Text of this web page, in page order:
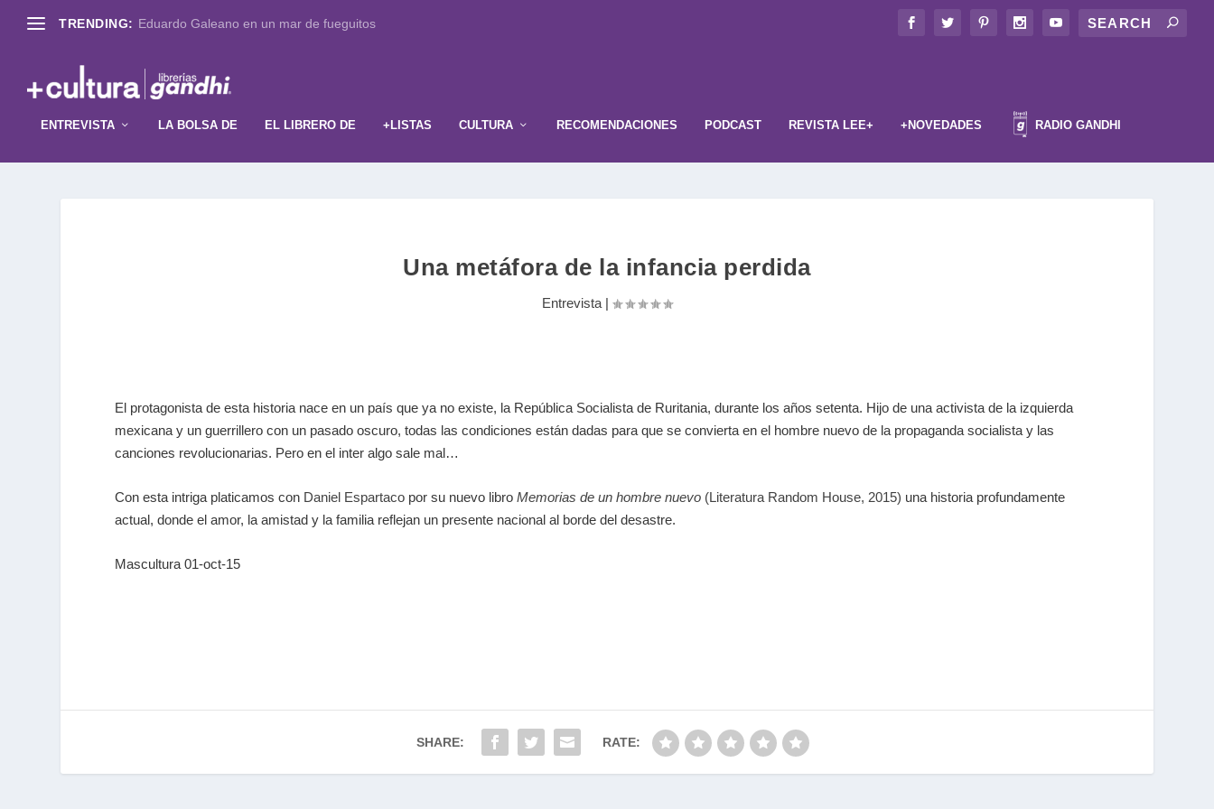
TRENDING: Eduardo Galeano en un mar de fueguitos
ENTREVISTA LA BOLSA DE EL LIBRERO DE +LISTAS CULTURA RECOMENDACIONES PODCAST REVISTA LEE+ +NOVEDADES RADIO GANDHI
Una metáfora de la infancia perdida
Entrevista|
El protagonista de esta historia nace en un país que ya no existe, la República Socialista de Ruritania, durante los años setenta. Hijo de una activista de la izquierda
mexicana y un guerrillero con un pasado oscuro, todas las condiciones están dadas para que se convierta en el hombre nuevo de la propaganda socialista y las
canciones revolucionarias. Pero en el inter algo sale mal…
Con esta intriga platicamos con Daniel Espartaco por su nuevo libroMemorias de un hombre nuevo (Literatura Random House, 2015) una historia profundamente
actual, donde el amor, la amistad y la familia reflejan un presente nacional al borde del desastre.
Mascultura 01-oct-15
SHARE: RATE: